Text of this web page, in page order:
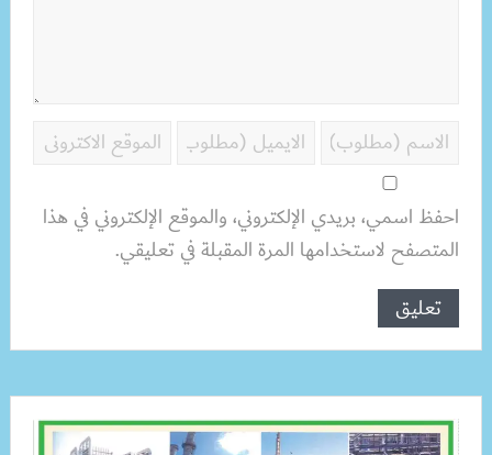
احفظ اسمي، بريدي الإلكتروني، والموقع الإلكتروني في هذا
المتصفح لاستخدامها المرة المقبلة في تعليقي.